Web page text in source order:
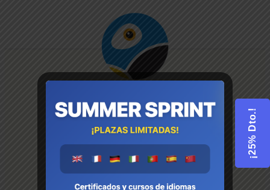
Enlaces directos
¡Trabaja con nosotros!
¡25% Dto.!